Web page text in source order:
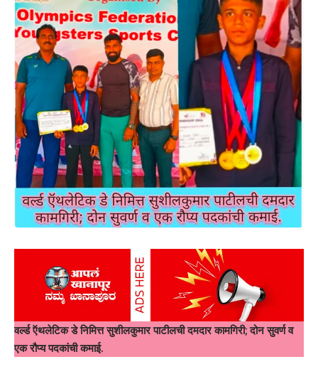
वर्ल्ड ऍथलेटिक डे निमित्त सुशीलकुमार पाटीलची दमदार कामगिरी; दोन सुवर्ण व
एक रौप्य पदकांची कमाई.